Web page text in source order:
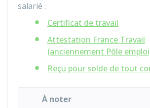
salarié :
Certificat de travail
Attestation France Travail
(anciennement Pôle
Reçu pour solde de tout
À noter